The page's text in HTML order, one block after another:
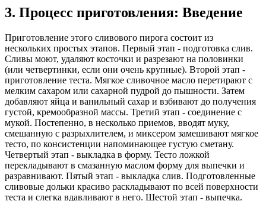
3. Процесс приготовления: Введение
Приготовление этого сливового пирога состоит из
нескольких простых этапов. Первый этап - подготовка слив.
Сливы моют, удаляют косточки и разрезают на половинки
(или четвертинки, если они очень крупные). Второй этап -
приготовление теста. Мягкое сливочное масло перетирают с
мелким сахаром или сахарной пудрой до пышности. Затем
добавляют яйца и ванильный сахар и взбивают до получения
густой, кремообразной массы. Третий этап - соединение с
мукой. Постепенно, в несколько приемов, вводят муку,
смешанную с разрыхлителем, и миксером замешивают мягкое
тесто, по консистенции напоминающее густую сметану.
Четвертый этап - выкладка в форму. Тесто ложкой
перекладывают в смазанную маслом форму для выпечки и
разравнивают. Пятый этап - выкладка слив. Подготовленные
сливовые дольки красиво раскладывают по всей поверхности
теста и слегка вдавливают в него. Шестой этап - выпечка.